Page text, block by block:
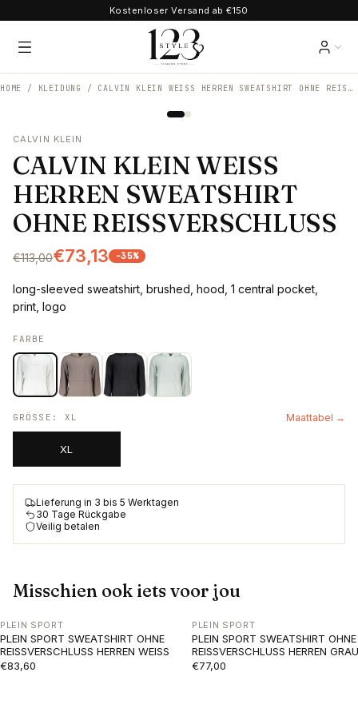
Kostenloser Versand ab €150
HOME / KLEIDUNG / CALVIN KLEIN WEISS HERREN SWEATSHIRT OHNE REISSVERSCHLUSS
CALVIN KLEIN
CALVIN KLEIN WEISS
HERREN SWEATSHIRT
OHNE REISSVERSCHLUSS
€113,00€73,13 -35%
long-sleeved sweatshirt, brushed, hood, 1 central pocket,
print, logo
FARBE
GRÖSSE : XL Maattabel →
XL
Lieferung in 3 bis 5 Werktagen
30 Tage Rückgabe
Veilig betalen
Misschien ook iets voor jou
PLEIN SPORT
PLEIN SPORT SWEATSHIRT OHNE
REISSVERSCHLUSS HERREN WEISS
€83,60
PLEIN SPORT
PLEIN SPORT SWEATSHIRT OHNE
REISSVERSCHLUSS HERREN GRAU
€77,00